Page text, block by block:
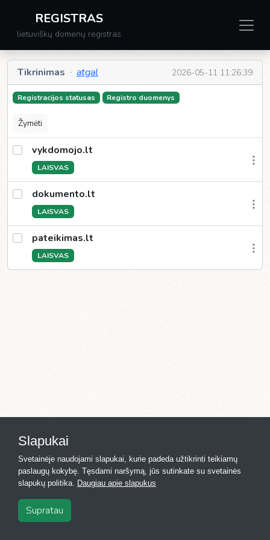
REGISTRAS
lietuviškų domenų registras
Tikrinimas · atgal 2026-05-11 11:26:39
Registracijos statusas Registro duomenys
Žymėti
vykdomojo.lt
LAISVAS
dokumento.lt
LAISVAS
pateikimas.lt
LAISVAS
2026
Slapukai
Svetainėje naudojami slapukai, kurie padeda užtikrinti teikiamų
paslaugų kokybę. Tęsdami naršymą, jūs sutinkate su svetainės
slapukų politika. Daugiau apie slapukus
Supratau